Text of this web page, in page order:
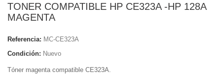
TONER COMPATIBLE HP CE323A -HP 128A
MAGENTA
Referencia: MC-CE323A
Condición: Nuevo
Tóner magenta compatible CE323A.